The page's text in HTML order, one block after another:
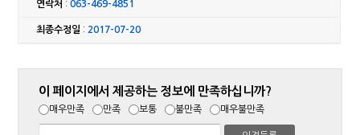
연락처 :063-469-4851
최종수정일 : 2017-07-20
이 페이지에서 제공하는 정보에 만족하십니까?
매우만족 만족 보통 불만족 매우불만족